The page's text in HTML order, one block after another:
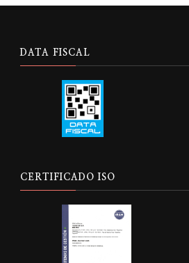
DATA FISCAL
CERTIFICADO ISO